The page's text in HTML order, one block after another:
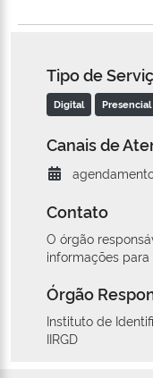
Tipo de
Digital Presencial
Canais de
Contato
O órgão
informações para
Órgão
Instituto de
IIRGD